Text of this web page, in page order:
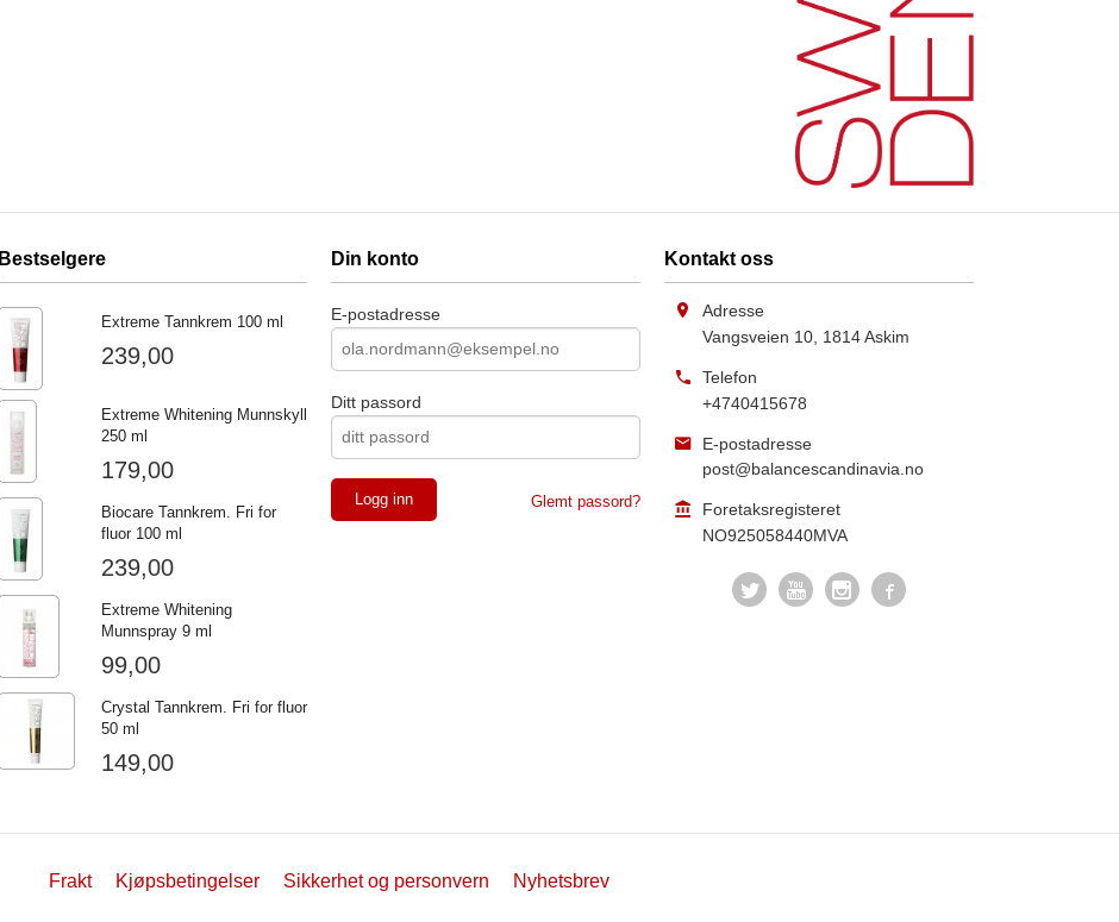
Bestselgere
Extreme Tannkrem 100 ml
239,00
Extreme Whitening Munnskyll
250 ml
179,00
Biocare Tannkrem. Fri for
fluor 100 ml
239,00
Extreme Whitening
Munnspray 9 ml
99,00
Crystal Tannkrem. Fri for fluor
50 ml
149,00
Din konto
E-postadresse
Ditt passord
Glemt passord?
Kontakt oss
Adresse
Vangsveien 10 1814Askim
Telefon
+4740415678
E-postadresse
post@balancescandinavia.no
Foretaksregisteret
NO925058440MVA
Frakt Kjøpsbetingelser Sikkerhet og personvern Nyhetsbrev